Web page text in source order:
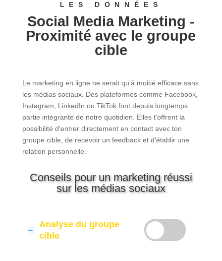
LES DONNÉES
Social Media Marketing -
Proximité avec le groupe
cible
Le marketing en ligne ne serait qu'à moitié efficace sans
les médias sociaux. Des plateformes comme Facebook,
Instagram, LinkedIn ou TikTok font depuis longtemps
partie intégrante de notre quotidien. Elles t'offrent la
possibilité d'entrer directement en contact avec ton
groupe cible, de recevoir un feedback et d'établir une
relation personnelle.
Conseils pour un marketing réussi
sur les médias sociaux
b
Analyse du groupe
cible